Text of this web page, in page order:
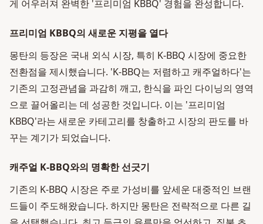
게 어우러져 완벽한 '프리미엄 KBBQ' 경험을 완성합니다.
프리미엄 KBBQ의 새로운 지평을 열다
몽탄의 등장은 국내 외식 시장, 특히 K-BBQ 시장에 중요한
전환점을 제시했습니다. 'K-BBQ는 저렴하고 캐주얼하다'는
기존의 고정관념을 과감히 깨고, 한식을 파인 다이닝의 영역
으로 끌어올리는 데 성공한 것입니다. 이는 '프리미엄
KBBQ'라는 새로운 카테고리를 창출하고 시장의 판도를 바
꾸는 계기가 되었습니다.
캐주얼 K-BBQ와의 명확한 선긋기
기존의 K-BBQ 시장은 주로 가성비를 앞세운 대중적인 브랜
드들이 주도해왔습니다. 하지만 몽탄은 전략적으로 다른 길